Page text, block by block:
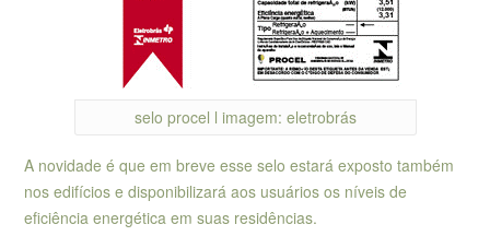
selo procel l imagem: eletrobrás
A novidade é que em breve esse selo estará exposto também
nos edifícios e disponibilizará aos usuários os níveis de
eficiência energética em suas residências.